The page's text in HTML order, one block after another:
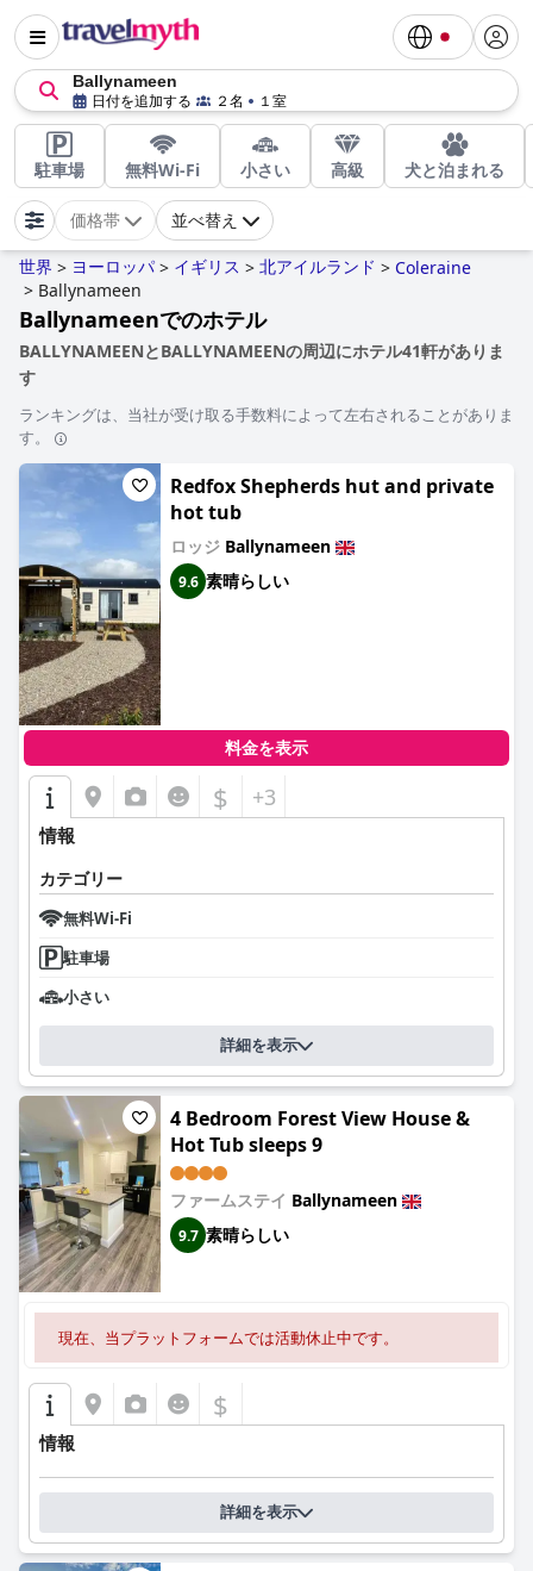
Ballynameen
日付を追加する ２名 １室
駐車場 無料Wi-Fi 小さい 高級 犬と泊まれる
価格帯 並べ替え
世界 > ヨーロッパ > イギリス > 北アイルランド > Coleraine
> Ballynameen
Ballynameenでのホテル
BALLYNAMEENとBALLYNAMEENの周辺にホテル41軒がありま
す
ランキングは、当社が受け取る手数料によって左右されることがありま
す。
Redfox Shepherds hut and private
hot tub
ロッジ Ballynameen
9.6 素晴らしい
料金を表示
$ +3
情報
カテゴリー
無料Wi-Fi
駐車場
小さい
詳細を表示
4 Bedroom Forest View House &
Hot Tub sleeps 9
ファームステイ Ballynameen
9.7 素晴らしい
現在、当プラットフォームでは活動休止中です。
$
情報
詳細を表示